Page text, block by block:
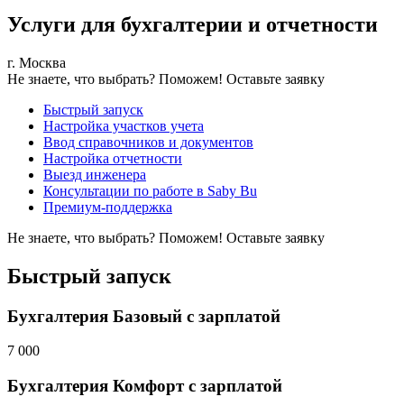
Услуги для бухгалтерии и отчетности
г. Москва
Не знаете, что выбрать? Поможем! Оставьте заявку
Быстрый запуск
Настройка участков учета
Ввод справочников и документов
Настройка отчетности
Выезд инженера
Консультации по работе в Saby Bu
Премиум-поддержка
Не знаете, что выбрать? Поможем! Оставьте заявку
Быстрый запуск
Бухгалтерия Базовый с зарплатой
7 000
Бухгалтерия Комфорт с зарплатой